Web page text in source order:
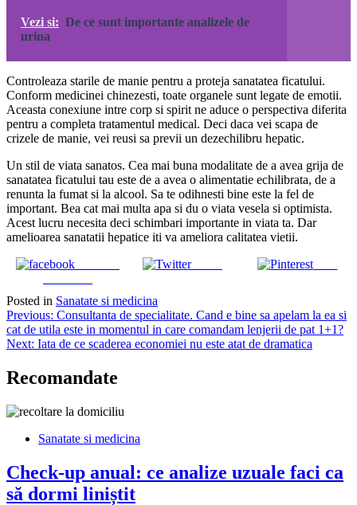
Vezi si: De ce sunt importante analizele de
urina
Controleaza starile de manie pentru a proteja sanatatea ficatului.
Conform medicinei chinezesti, toate organele sunt legate de emotii.
Aceasta conexiune intre corp si spirit ne aduce o perspectiva diferita
pentru a completa tratamentul medical. Deci daca vei scapa de
crizele de manie, vei reusi sa previi un dezechilibru hepatic.
Un stil de viata sanatos. Cea mai buna modalitate de a avea grija de
sanatatea ficatului tau este de a avea o alimentatie echilibrata, de a
renunta la fumat si la alcool. Sa te odihnesti bine este la fel de
important. Bea cat mai multa apa si du o viata vesela si optimista.
Acest lucru necesita deci schimbari importante in viata ta. Dar
amelioarea sanatatii hepatice iti va ameliora calitatea vietii.
Tweet Save
Posted in Sanatate si medicina
Navigare
în
Previous: Consultanta de specialitate. Cand e bine sa apelam la ea si
cat de utila este in momentul in care comandam lenjerii de pat 1+1?
Next: Iata de ce scaderea economiei nu este atat de dramatica
Recomandate
Sanatate si medicina
Check-up anual: ce analize uzuale faci ca
să dormi liniștit